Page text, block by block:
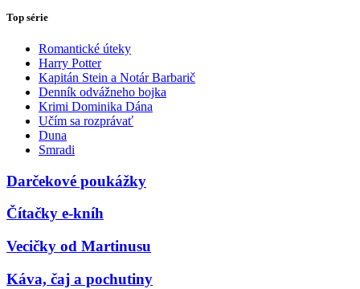
Top série
Romantické úteky
Harry Potter
Kapitán Stein a Notár Barbarič
Denník odvážneho bojka
Krimi Dominika Dána
Učím sa rozprávať
Duna
Smradi
Darčekové poukážky
Čítačky e-kníh
Vecičky od Martinusu
Káva, čaj a pochutiny